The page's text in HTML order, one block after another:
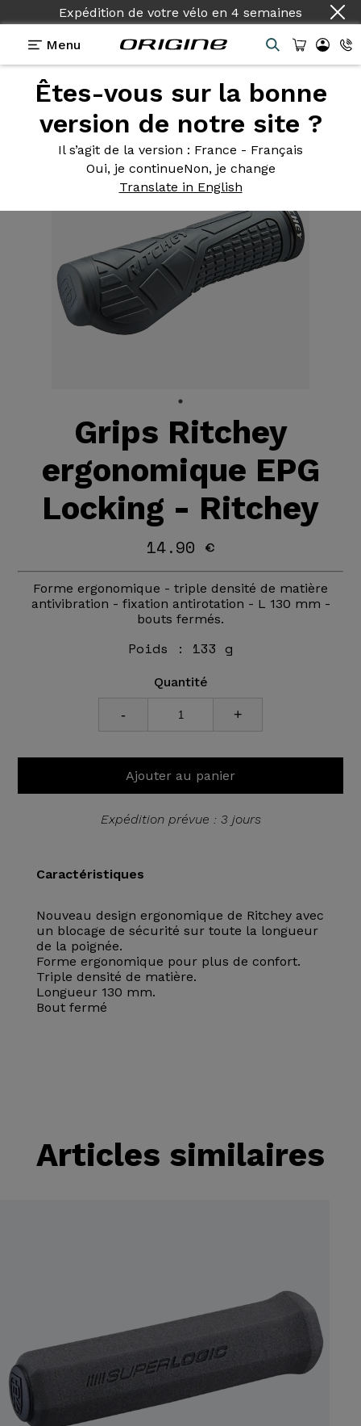
Expédition de votre vélo en 4 semaines
Menu
Êtes-vous sur la bonne
version de notre site ?
Il s’agit de la version : France - Français
Oui, je continueNon, je change
Translate in English
Equipements>Poignées >Ergonomique EPG
Grips Ritchey
ergonomique EPG
Locking - Ritchey
14.90 €
Forme ergonomique - triple densité de matière
antivibration - fixation antirotation - L 130 mm -
bouts fermés.
Poids : 133 g
Quantité
- +
Ajouter au panier
Expédition prévue : 3 jours
Caractéristiques
Nouveau design ergonomique de Ritchey avec
un blocage de sécurité sur toute la longueur
de la poignée.
Forme ergonomique pour plus de confort.
Triple densité de matière.
Longueur 130 mm.
Bout fermé
Articles similaires